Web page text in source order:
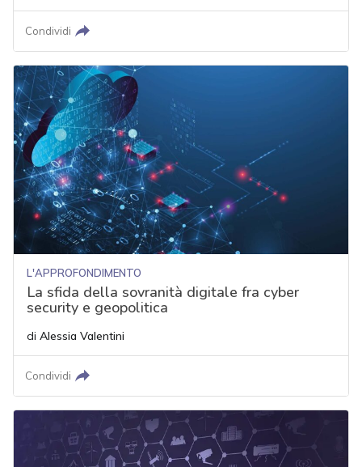
Condividi
L'APPROFONDIMENTO
La sfida della sovranità digitale fra cyber
security e geopolitica
di Alessia Valentini
Condividi